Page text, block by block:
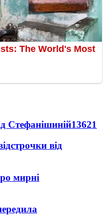
Стефанішиній13621
від
мирні